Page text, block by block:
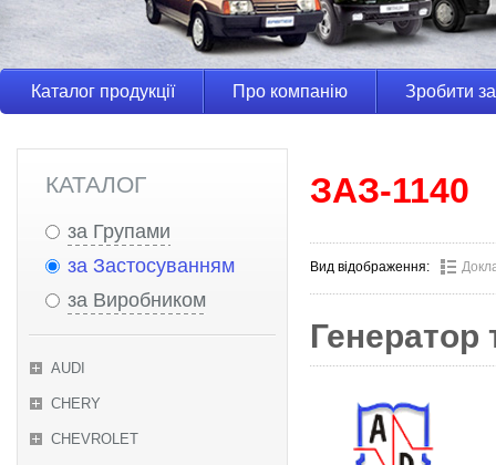
Каталог продукції Про компанію Зробити
КАТАЛОГ
за Групами
за Застосуванням
за Виробником
AUDI
CHERY
CHEVROLET
ЗАЗ-1140
Вид відображення:
Генератор